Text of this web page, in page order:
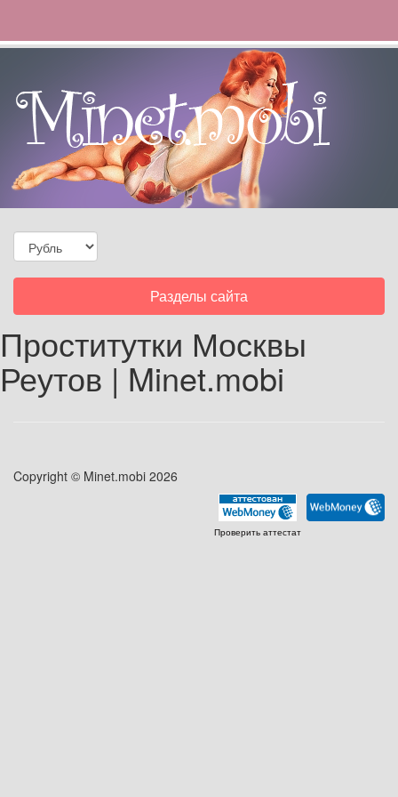
Toggle
navigation
Разделы сайта
Проститутки Москвы
Реутов | Minet.mobi
Copyright © Minet.mobi 2026
Проверить аттестат